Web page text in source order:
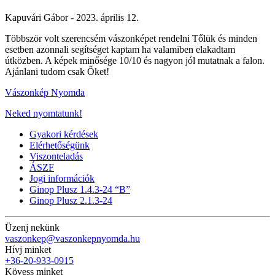
Kapuvári Gábor - 2023. április 12.
Többször volt szerencsém vászonképet rendelni Tőlük és minden
esetben azonnali segítséget kaptam ha valamiben elakadtam
útközben. A képek minősége 10/10 és nagyon jól mutatnak a falon.
Ajánlani tudom csak Őket!
Vászonkép Nyomda
Neked nyomtatunk!
Gyakori kérdések
Elérhetőségünk
Viszonteladás
ÁSZF
Jogi információk
Ginop Plusz 1.4.3-24 “B”
Ginop Plusz 2.1.3-24
Üzenj nekünk
vaszonkep@vaszonkepnyomda.hu
Hívj minket
+36-20-933-0915
Kövess minket